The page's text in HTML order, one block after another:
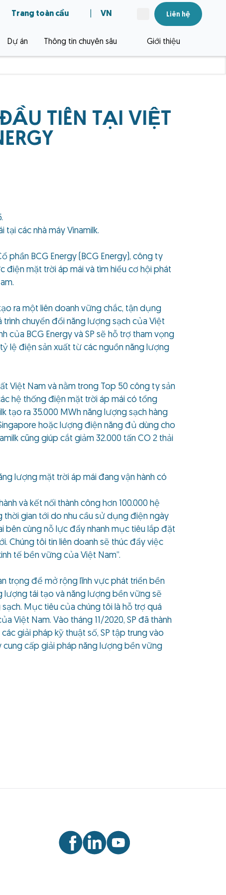
Trang toàn cầu VN Liên hệ
Dự án Thông tin chuyên sâu Giới thiệu
TIÊN TẠI VIỆT
các nhà máy Vinamilk.
phần BCG Energy (BCG Energy), công ty
điện mặt trời áp mái và tìm hiểu cơ hội phát
ra một liên doanh vững chắc, tận dụng
chuyển đổi năng lượng sạch của Việt
của BCG Energy và SP sẽ hỗ trợ tham vọng
lệ điện sản xuất từ các nguồn năng lượng
Việt Nam và nằm trong Top 50 công ty sản
hệ thống điện mặt trời áp mái có tổng
tạo ra 35.000 MWh năng lượng sạch hàng
hoặc lượng điện năng đủ dùng cho
cũng giúp cắt giảm 32.000 tấn CO 2 thải
lượng mặt trời áp mái đang vận hành có
và kết nối thành công hơn 100.000 hệ
thời gian tới do nhu cầu sử dụng điện ngày
bên cùng nỗ lực đẩy nhanh mục tiêu lắp đặt
Chúng tôi tin liên doanh sẽ thúc đẩy việc
tế bền vững của Việt Nam”.
trọng để mở rộng lĩnh vực phát triển bền
lượng tái tạo và năng lượng bền vững sẽ
Mục tiêu của chúng tôi là hỗ trợ quá
Việt Nam. Vào tháng 11/2020, SP đã thành
giải pháp kỹ thuật số, SP tập trung vào
cung cấp giải pháp năng lượng bền vững